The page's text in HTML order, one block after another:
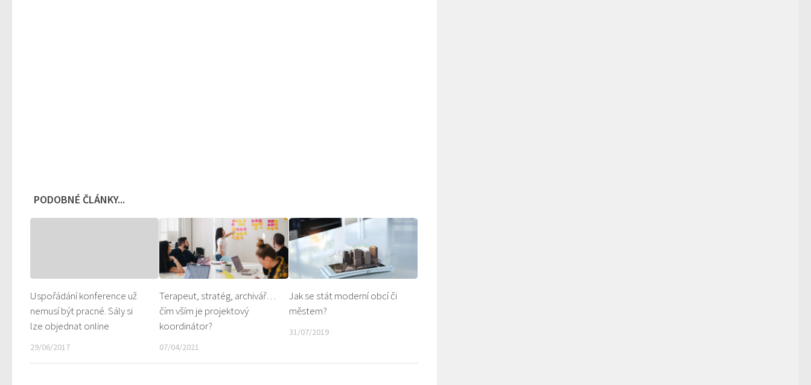
PODOBNÉ ČLÁNKY...
Uspořádání konference už
nemusí být pracné. Sály si
lze objednat online
29/06/2017
Terapeut, stratég, archivář…
čím vším je projektový
koordinátor?
07/04/2021
Jak se stát moderní obcí či
městem?
31/07/2019